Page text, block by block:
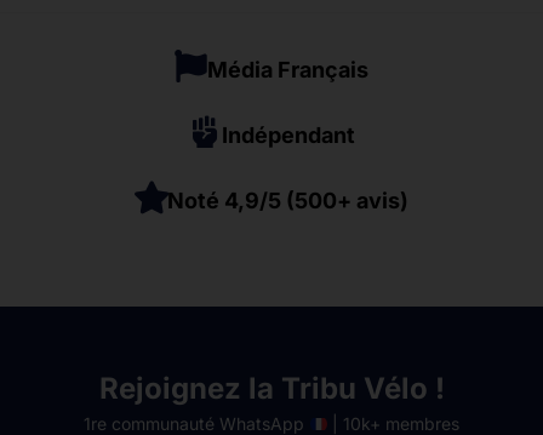
Média Français
Indépendant
Noté 4,9/5 (500+ avis)
Rejoignez la Tribu Vélo !
1re communauté WhatsApp | 10k+ membres